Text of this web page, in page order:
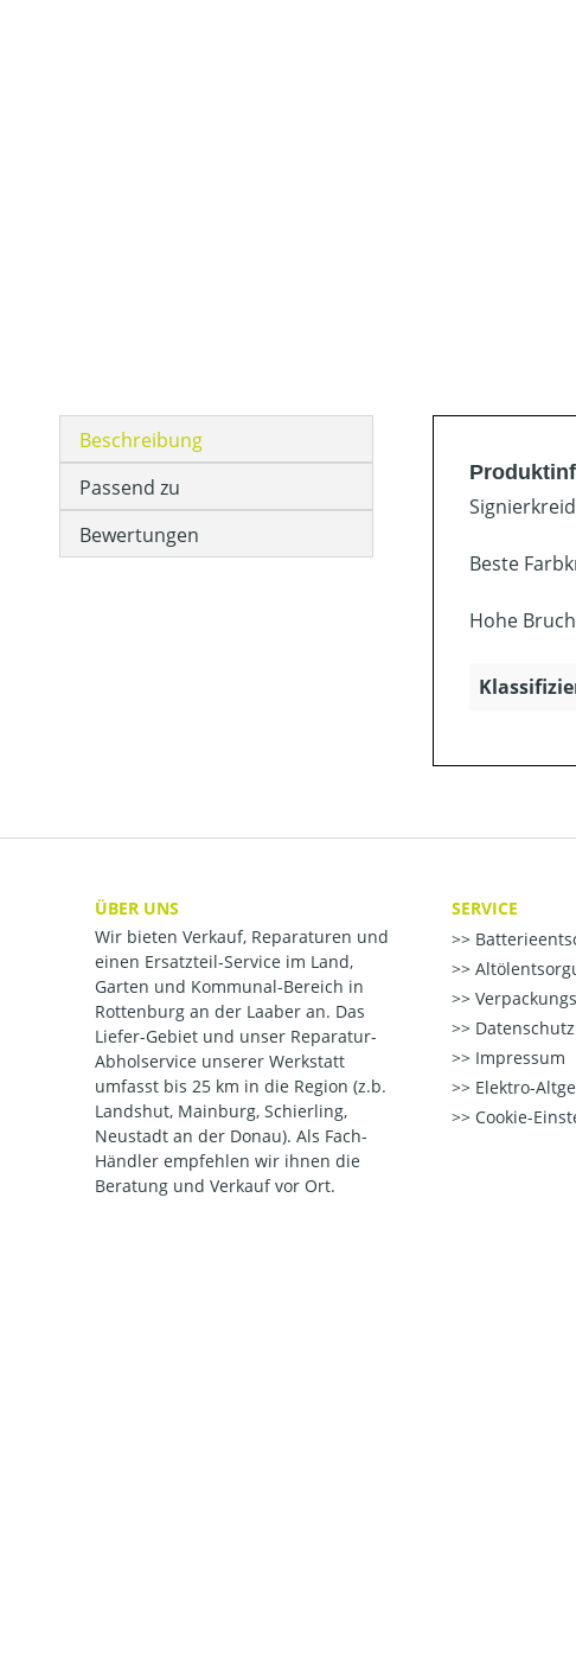
Beschreibung
Passend zu
Bewertungen
Beste
Hohe
ÜBER UNS
Wir bieten Verkauf, Reparaturen und
einen Ersatzteil-Service im Land,
Garten und Kommunal-Bereich in
Rottenburg an der Laaber an. Das
Liefer-Gebiet und unser Reparatur-
Abholservice unserer Werkstatt
umfasst bis 25 km in die Region (z.b.
Landshut, Mainburg, Schierling,
Neustadt an der Donau). Als Fach-
Händler empfehlen wir ihnen die
Beratung und Verkauf vor Ort.
SERVICE
Datenschutz
Impressum
Elektro-
Cookie-